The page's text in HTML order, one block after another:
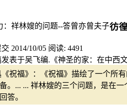
彷徨
2014/10/05 阅读: 4491
表于吴飞编.《神圣的家：在中西
祝福》：《祝福》描绘了一个所
。... ... 祥林嫂的三个问题，是在
答。